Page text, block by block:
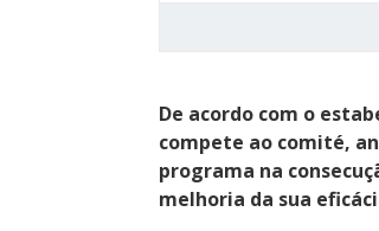
De acordo com o
compete ao comité,
programa na
melhoria da sua